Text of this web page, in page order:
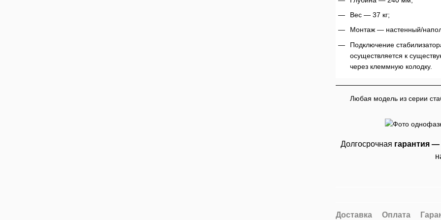
Вес — 37 кг;
Монтаж — настенный/
Подключение
осуществляется к
через клеммную колодку.
Любая модель из серии
Долгосрочная гарантия
Доставка Оплата